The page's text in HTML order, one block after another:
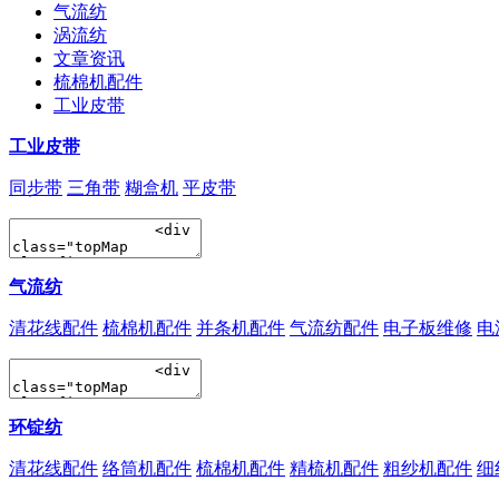
气流纺
涡流纺
文章资讯
梳棉机配件
工业皮带
工业皮带
同步带 三角带 糊盒机 平皮带
气流纺
清花线配件 梳棉机配件 并条机配件 气流纺配件 电子板维修 电
环锭纺
清花线配件 络筒机配件 梳棉机配件 精梳机配件 粗纱机配件 细